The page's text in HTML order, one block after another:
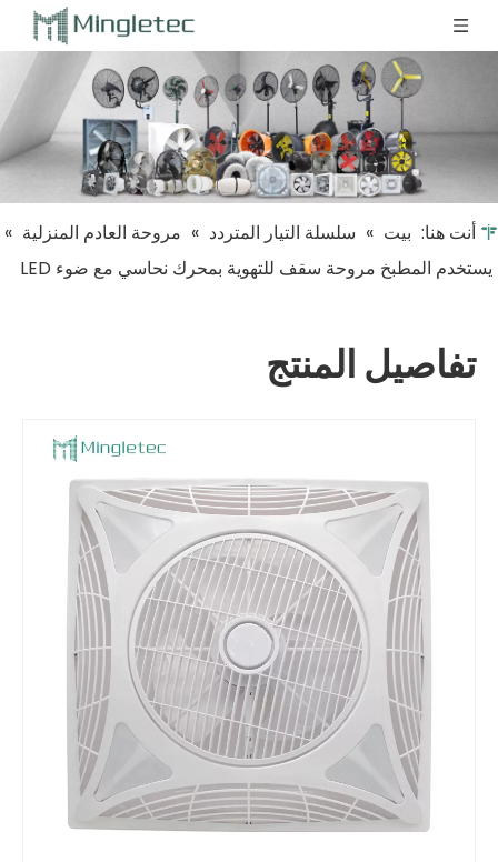
أنت هنا: بيت » سلسلة التيار المتردد » مروحة العادم المنزلية »
يستخدم المطبخ مروحة سقف للتهوية بمحرك نحاسي مع ضوء LED
تفاصيل المنتج